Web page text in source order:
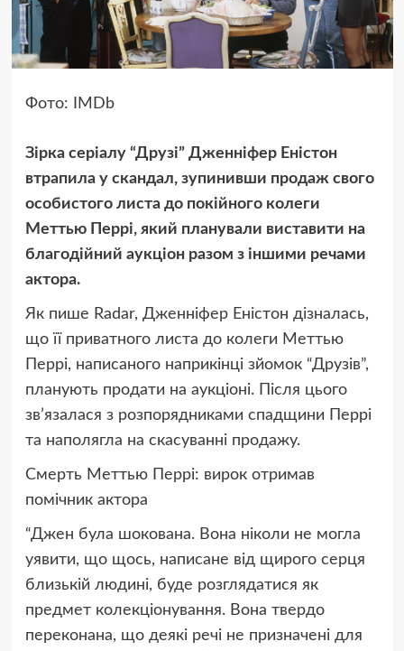
Фото: IMDb
Зірка серіалу “Друзі” Дженніфер Еністон
втрапила у скандал, зупинивши продаж свого
особистого листа до покійного колеги
Меттью Перрі, який планували виставити на
благодійний аукціон разом з іншими речами
актора.
Як пише Radar, Дженніфер Еністон дізналась,
що її приватного листа до колеги Меттью
Перрі, написаного наприкінці зйомок “Друзів”,
планують продати на аукціоні. Після цього
зв’язалася з розпорядниками спадщини Перрі
та наполягла на скасуванні продажу.
Смерть Меттью Перрі: вирок отримав
помічник актора
“Джен була шокована. Вона ніколи не могла
уявити, що щось, написане від щирого серця
близькій людині, буде розглядатися як
предмет колекціонування. Вона твердо
переконана, що деякі речі не призначені для